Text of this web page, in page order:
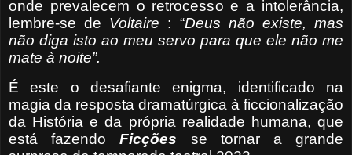
onde prevalecem o retrocesso e a intolerância,
lembre-se de Voltaire : “Deus não existe, mas
não diga isto ao meu servo para que ele não me
mate à noite”.
É este o desafiante enigma, identificado na
magia da resposta dramatúrgica à ficcionalização
da História e da própria realidade humana, que
está fazendoFicções se tornar a grande